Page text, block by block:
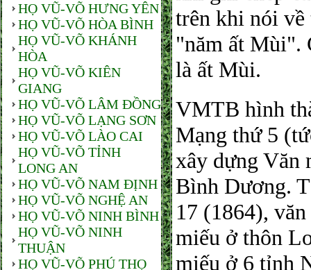
HỌ VŨ-VÕ HƯNG YÊN
HỌ VŨ-VÕ HÒA BÌNH
HỌ VŨ-VÕ KHÁNH
HÒA
HỌ VŨ-VÕ KIÊN
GIANG
HỌ VŨ-VÕ LÂM ĐỒNG
HỌ VŨ-VÕ LẠNG SƠN
HỌ VŨ-VÕ LÀO CAI
HỌ VŨ-VÕ TỈNH
LONG AN
HỌ VŨ-VÕ NAM ĐỊNH
HỌ VŨ-VÕ NGHỆ AN
HỌ VŨ-VÕ NINH BÌNH
HỌ VŨ-VÕ NINH
THUẬN
HỌ VŨ-VÕ PHÚ THỌ
trên khi nói
"năm ất Mùi".
là ất Mùi.
VMTB hình
Mạng thứ 5
xây dựng Văn
Bình Dương.
17 (1864),
miếu ở thôn
miếu ở 6 tỉnh